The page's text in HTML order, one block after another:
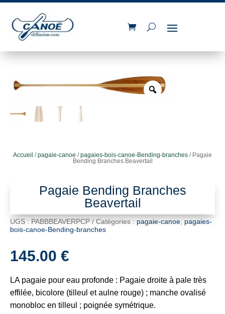
Accueil /pagaie-canoe /pagaies-bois-canoe-Bending-branches / Pagaie
Bending Branches Beavertail
Pagaie Bending Branches
Beavertail
UGS : PABBBEAVERPCP Catégories : pagaie-canoe, pagaies-
bois-canoe-Bending-branches
145.00 €
LA pagaie pour eau profonde : Pagaie droite à pale très
effilée, bicolore (tilleul et aulne rouge) ; manche ovalisé
monobloc en tilleul ; poignée symétrique.